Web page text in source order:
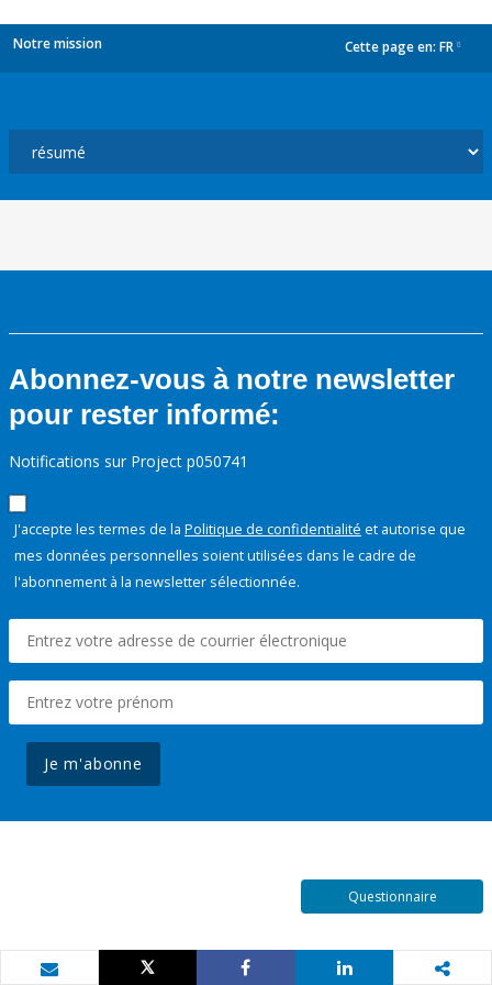
Notre mission Cette page en: FR
Abonnez-vous à notre newsletter
pour rester informé:
Notifications sur Project p050741
J'accepte les termes de la Politique de confidentialité et autorise que
mes données personnelles soient utilisées dans le cadre de
l'abonnement à la newsletter sélectionnée.
Je m'abonne
Questionnaire